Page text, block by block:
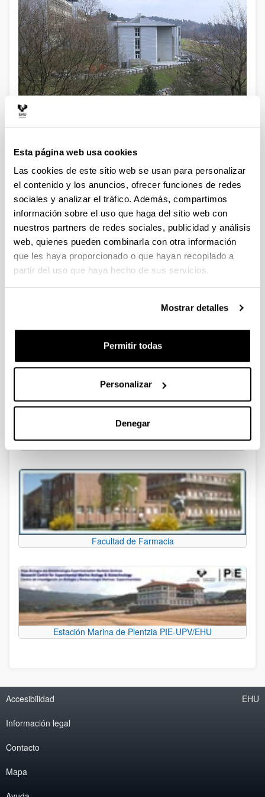
Esta página web usa cookies
Las cookies de este sitio web se usan para personalizar
el contenido y los anuncios, ofrecer funciones de redes
sociales y analizar el tráfico. Además, compartimos
información sobre el uso que haga del sitio web con
nuestros partners de redes sociales, publicidad y análisis
web, quienes pueden combinarla con otra información
que les haya proporcionado o que hayan recopilado a
partir del uso que haya hecho de sus servicios.
Mostrar detalles
Permitir todas
Personalizar
Denegar
Investigación
Facultad de Ciencia y Tecnología
Facultad de Farmacia
Estación Marina de Plentzia PIE-UPV/EHU
Accesibilidad
Información legal
Contacto
Mapa
EHU